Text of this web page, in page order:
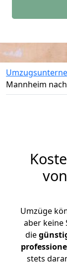
Mannheim
Umzüge
aber keine
die
stets